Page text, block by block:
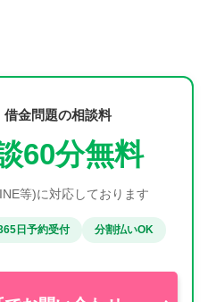
借金問題の相談料
60分無料
等)に対応しております
日予約受付 分割払いOK